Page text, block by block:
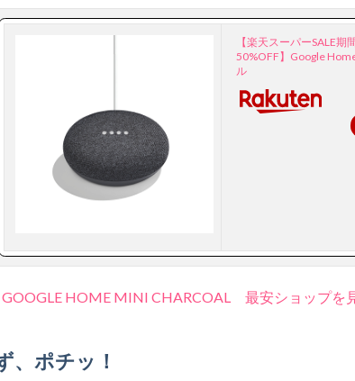
【楽天スーパーSALE期
50%OFF】Google
ル
GOOGLE HOME MINI CHARCOAL 最安ショップを
、ポチッ！